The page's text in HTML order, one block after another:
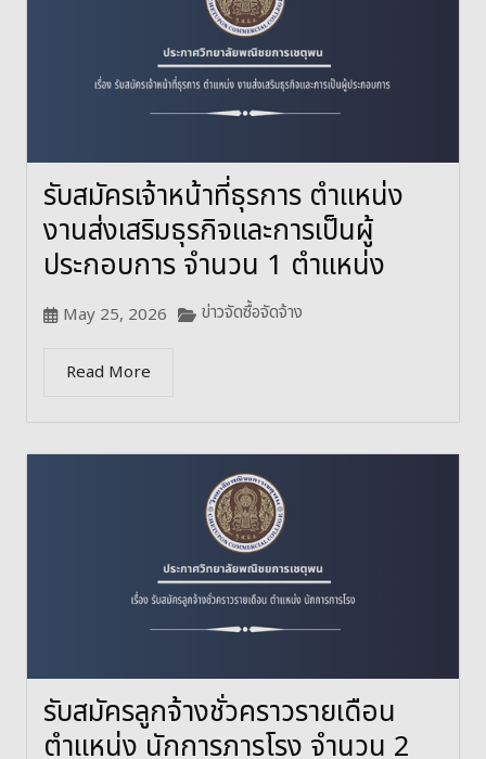
รับสมัครเจ้าหน้าที่ธุรการ ตำแหน่ง
งานส่งเสริมธุรกิจและการเป็นผู้
ประกอบการ จำนวน 1 ตำแหน่ง
May 25, 2026 ข่าวจัดซื้อจัดจ้าง
Read More
รับสมัครลูกจ้างชั่วคราวรายเดือน
ตำแหน่ง นักการภารโรง จำนวน 2